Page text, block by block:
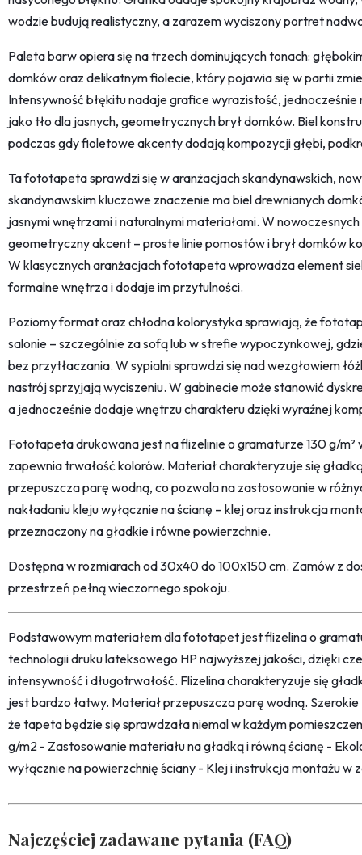
wodzie budują realistyczny, a zarazem wyciszony portret
Paleta barw opiera się na trzech dominujących tonach:
domków oraz delikatnym fiolecie, który pojawia się w partii
Intensywność błękitu nadaje grafice wyrazistość,
jako tło dla jasnych, geometrycznych brył domków. Biel
podczas gdy fioletowe akcenty dodają kompozycji głębi,
Ta fototapeta sprawdzi się w aranżacjach skandynawskich,
skandynawskim kluczowe znaczenie ma biel drewnianych
jasnymi wnętrzami i naturalnymi materiałami. W
geometryczny akcent – proste linie pomostów i brył domków
W klasycznych aranżacjach fototapeta wprowadza element
formalne wnętrza i dodaje im przytulności.
Poziomy format oraz chłodna kolorystyka sprawiają, że
salonie – szczególnie za sofą lub w strefie wypoczynkowej,
bez przytłaczania. W sypialni sprawdzi się nad wezgłowiem
nastrój sprzyjają wyciszeniu. W gabinecie może stanowić
a jednocześnie dodaje wnętrzu charakteru dzięki wyraźnej
Fototapeta drukowana jest na flizelinie o gramaturze 130 g/
zapewnia trwałość kolorów. Materiał charakteryzuje się
przepuszcza parę wodną, co pozwala na zastosowanie w
nakładaniu kleju wyłącznie na ścianę – klej oraz instrukcja
przeznaczony na gładkie i równe powierzchnie.
Dostępna w rozmiarach od 30x40 do 100x150 cm. Zamów z
przestrzeń pełną wieczornego spokoju.
Podstawowym materiałem dla fototapet jest flizelina o
technologii druku lateksowego HP najwyższej jakości, dzięki
intensywność i długotrwałość. Flizelina charakteryzuje się
jest bardzo łatwy. Materiał przepuszcza parę wodną.
że tapeta będzie się sprawdzała niemal w każdym
g/m2 - Zastosowanie materiału na gładką i równą ścianę -
wyłącznie na powierzchnię ściany - Klej i instrukcja montażu w
Najczęściej zadawane pytania (FAQ)